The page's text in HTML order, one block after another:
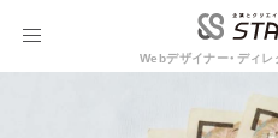
Webデザイナー・ディ